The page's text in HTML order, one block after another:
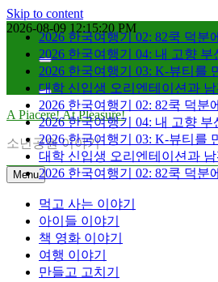
Skip to content
2026-08-09 12:15:21 PM
2026 한국여행기 02: 82쿡 덕분
2026 한국여행기 04: 내 고향 부
2026 한국여행기 03: K-뷰티를
대학 신입생 오리엔테이션과
2026 한국여행기 02: 82쿡 덕분
2026 한국여행기 04: 내 고향 부
2026 한국여행기 03: K-뷰티를
대학 신입생 오리엔테이션과
2026 한국여행기 02: 82쿡 덕분
A Piacere! At Pleasure!
소년공원 이야기
Menu
먹고 사는 이야기
아이들 이야기
책 영화 이야기
여행 이야기
만들고 고치기